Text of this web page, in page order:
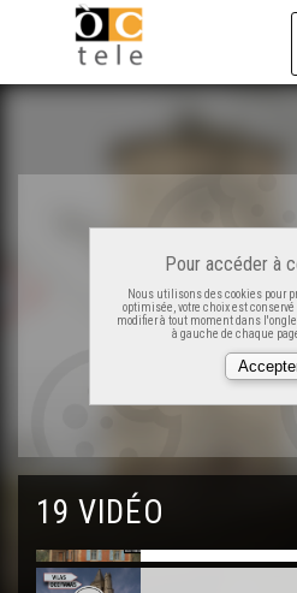
Pour accéder à
Nous utilisons des cookies pour
optimisée, votre choix est
modifier à tout moment dans
à gauche de chaque
19 VIDÉO
Vilanuèva d'Òut - Vilas
Lombez e Samatan -